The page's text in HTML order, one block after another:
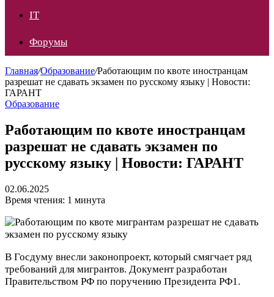
IT
Форумы
Главная/Образование/Работающим по квоте иностранцам
разрешат не сдавать экзамен по русскому языку | Новости:
ГАРАНТ
Образование
Работающим по квоте иностранцам
разрешат не сдавать экзамен по
русскому языку | Новости: ГАРАНТ
02.06.2025
Время чтения: 1 минута
В Госдуму внесли законопроект, который смягчает ряд
требований для мигрантов. Документ разработан
Правительством РФ по поручению Президента РФ1.